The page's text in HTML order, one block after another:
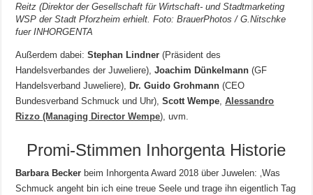
Reitz (Direktor der Gesellschaft für Wirtschaft- und Stadtmarketing
WSP der Stadt Pforzheim erhielt. Foto: BrauerPhotos / G.Nitschke
fuer INHORGENTA
Außerdem dabei:Stephan Lindner(Präsident des
Handelsverbandes der Juweliere),Joachim Dünkelmann (GF
Handelsverband Juweliere),
Dr. Guido Grohmann (CEO
Bundesverband Schmuck und Uhr),Scott Wempe ,Alessandro
Rizzo(Managing Director Wempe), uvm.
Promi-Stimmen Inhorgenta Historie
Barbara Becker beim Inhorgenta Award 2018 über Juwelen: ‚Was
Schmuck angeht bin ich eine treue Seele und trage ihn eigentlich Tag